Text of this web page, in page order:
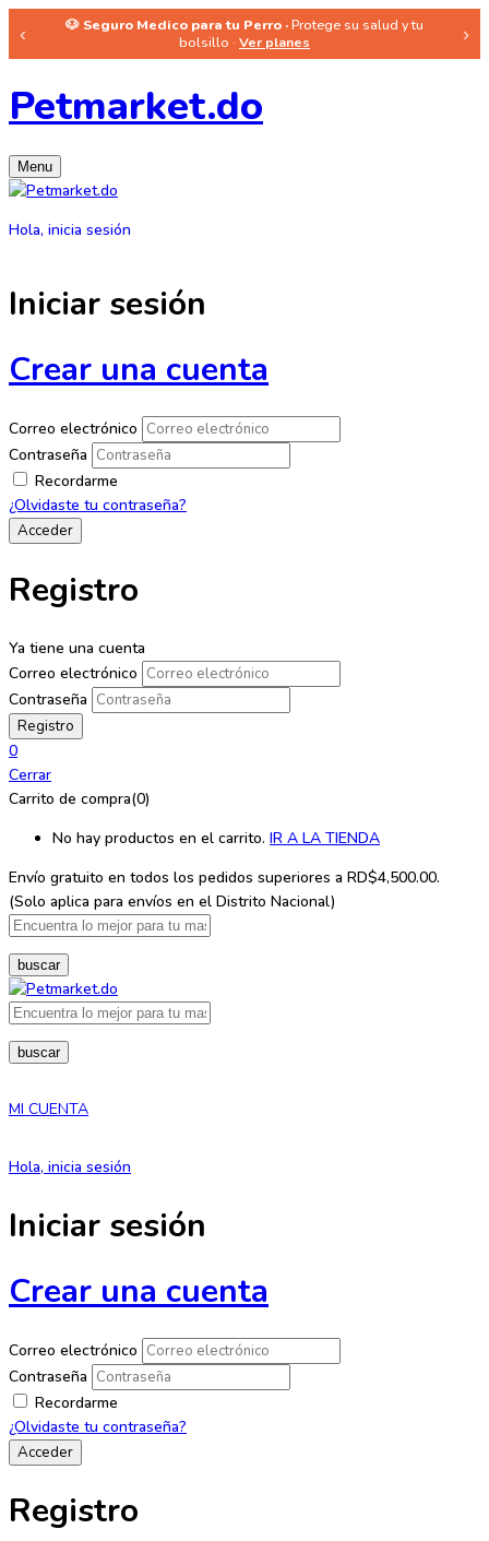
‹ 🐶 Seguro Medico para tu Perro ·Protege su salud y tu
bolsillo · Ver planes ›
Petmarket.do
Menu
Hola, inicia sesión
Iniciar sesión
Crear una cuenta
Correo electrónico
Contraseña
Recordarme
¿Olvidaste tu contraseña?
Registro
Ya tiene una cuenta
Correo electrónico
Contraseña
0
Cerrar
Carrito de compra(0)
No hay productos en el carrito. IR A LA TIENDA
Envío gratuito en todos los pedidos superiores a RD$4,500.00.
(Solo aplica para envíos en el Distrito Nacional)
buscar
buscar
MI CUENTA
Hola, inicia sesión
Iniciar sesión
Crear una cuenta
Correo electrónico
Contraseña
Recordarme
¿Olvidaste tu contraseña?
Registro